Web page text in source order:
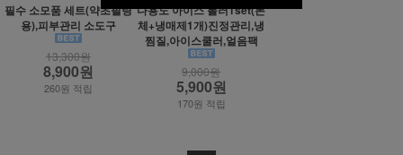
필수 소모품 세트(약초필링
용),피부관리 소도구
13,300원
8,900원
260원 적립
다용도 아이스 롤러1set(본
체+냉매제1개)진정관리,냉
찜질,아이스쿨러,얼음팩
9,000원
5,900원
170원 적립